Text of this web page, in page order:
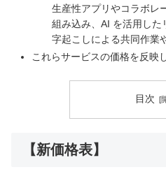
生産性アプリやコラボレ
組み込み、AI を活用した
字起こしによる共同作業
これらサービスの価格を反映
目次
【新価格表】